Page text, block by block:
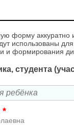
форму аккуратно
использованы
и формирования
студента
*